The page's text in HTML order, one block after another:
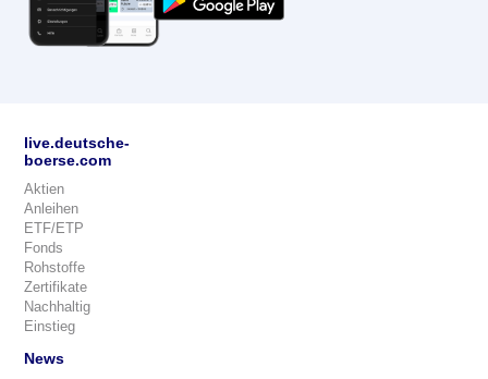
live.deutsche-
boerse.com
Aktien
Anleihen
ETF/ETP
Fonds
Rohstoffe
Zertifikate
Nachhaltig
Einstieg
News